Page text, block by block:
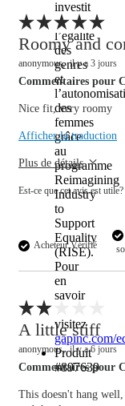
investit
dans
l’égalité
des
genres
et
des
femmes
grâce
au
programme
Reimagining
Industry
to
Support
Equality
(RISE).
Pour
en
savoir
visitez
gapinc.com/
Produit
#897639
Roomy and
il y a 3 jours
anonymous
Acheteur Vérifié
Commentaires pour
Nice fit, very roomy
Afficher la traduction
Plus de détails
Overall size
Est-ce que cet avis est utile?
Signaler un avis
A little stiff
il y a 6 jours
anonymous
Commentaires pour
This doesn't hang
Signaler un avis